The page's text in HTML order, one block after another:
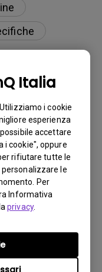
Italia
i cookie
esperienza
accettare
i cookie", oppure
rifiutare tutte le
personalizzare le
Per
Informativa
privacy.
e ho
con
sul
questo